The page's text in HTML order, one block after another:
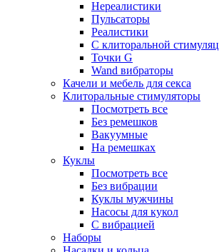
Нереалистики
Пульсаторы
Реалистики
С клиторальной
Точки G
Wand вибраторы
Качели и мебель для секса
Клиторальные стимуляторы
Посмотреть все
Без ремешков
Вакуумные
На ремешках
Куклы
Посмотреть все
Без вибрации
Куклы мужчины
Насосы для кукол
С вибрацией
Наборы